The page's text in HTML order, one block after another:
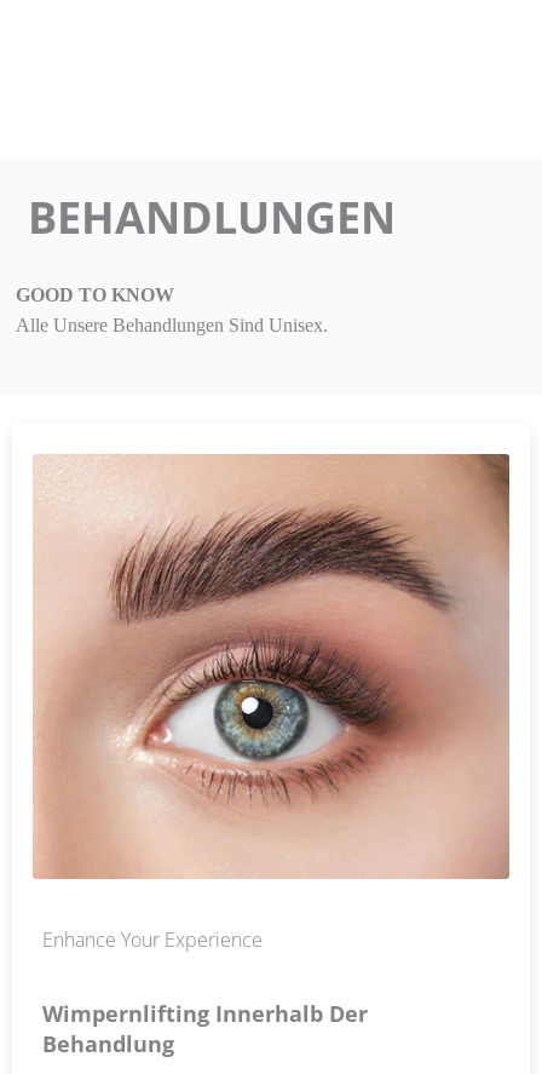
BEHANDLUNGEN
GOOD TO KNOW
Alle Unsere Behandlungen Sind Unisex.
Enhance Your Experience
Wimpernlifting Innerhalb Der
Behandlung